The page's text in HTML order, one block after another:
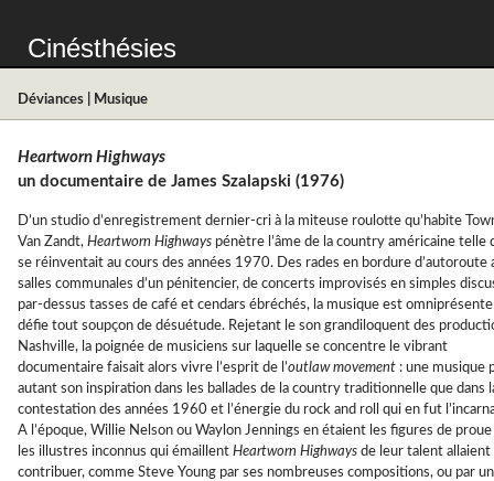
Cinésthésies
Déviances Musique
Heartworn Highways
un documentaire de James Szalapski (1976)
D’un studio d’enregistrement dernier-cri à la miteuse roulotte qu’habite
Van Zandt, Heartworn Highways pénètre l’âme de la country américaine telle
se réinventait au cours des années 1970. Des rades en bordure d’autoroute
salles communales d’un pénitencier, de concerts improvisés en simples
par-dessus tasses de café et cendars ébréchés, la musique est
défie tout soupçon de désuétude. Rejetant le son grandiloquent des
Nashville, la poignée de musiciens sur laquelle se concentre le vibrant
documentaire faisait alors vivre l’esprit de l’outlaw movement : une musique
autant son inspiration dans les ballades de la country traditionnelle que dans
contestation des années 1960 et l’énergie du rock and roll qui en fut
A l’époque, Willie Nelson ou Waylon Jennings en étaient les figures de proue
les illustres inconnus qui émaillent Heartworn Highways de leur talent allaient
contribuer, comme Steve Young par ses nombreuses compositions, ou par